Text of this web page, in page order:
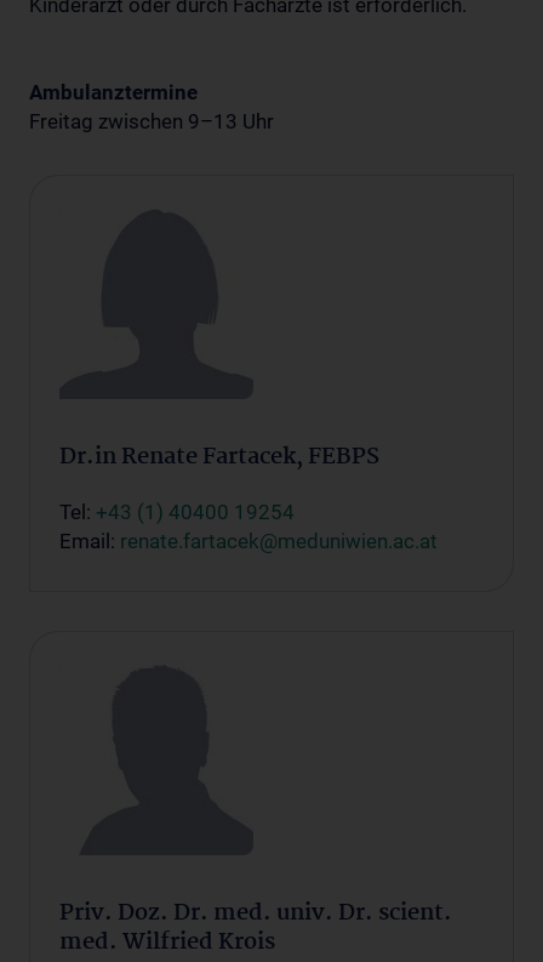
Ambulanztermine
Freitag zwischen 9–13 Uhr
Dr.in Renate Fartacek, FEBPS
Tel: +43 (1) 40400 19254
Email: renate.fartacek@meduniwien.ac.at
Priv. Doz. Dr. med. univ. Dr. scient.
med. Wilfried Krois